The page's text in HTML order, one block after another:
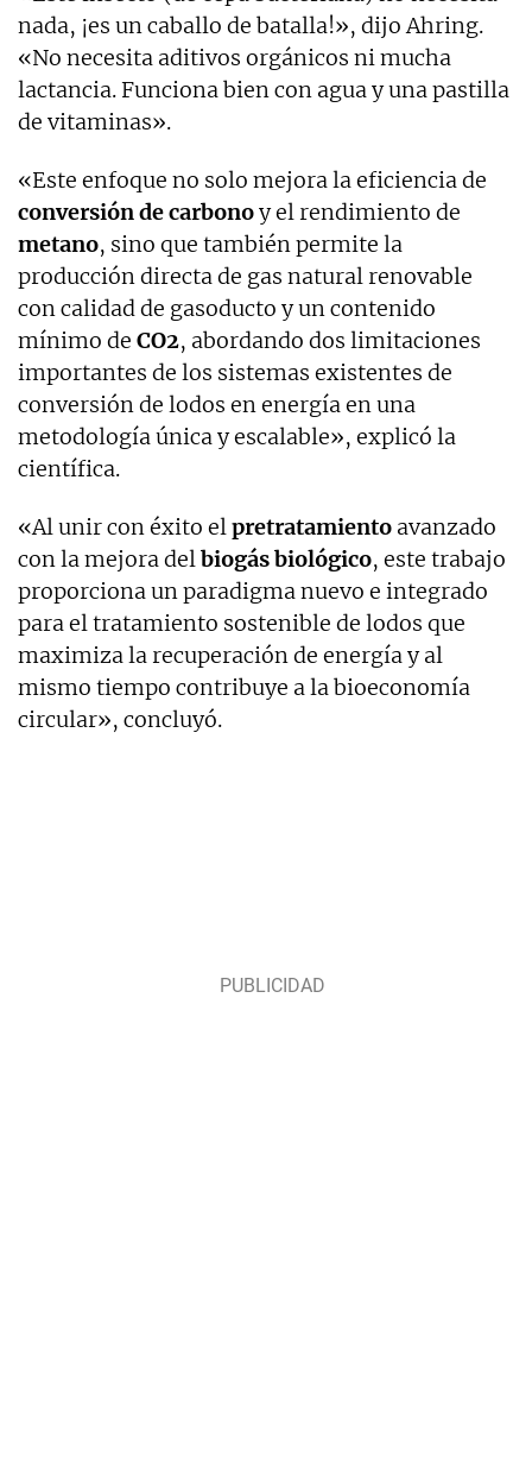
nada, ¡es un caballo de batalla!», dijo Ahring.
«No necesita aditivos orgánicos ni mucha
lactancia. Funciona bien con agua y una pastilla
de vitaminas».
«Este enfoque no solo mejora la eficiencia de
conversión de carbonoy el rendimiento de
metano, sino que también permite la
producción directa de gas natural renovable
con calidad de gasoducto y un contenido
mínimo de CO2, abordando dos limitaciones
importantes de los sistemas existentes de
conversión de lodos en energía en una
metodología única y escalable», explicó la
científica.
«Al unir con éxito elpretratamiento avanzado
con la mejora delbiogás biológico, este trabajo
proporciona un paradigma nuevo e integrado
para el tratamiento sostenible de lodos que
maximiza la recuperación de energía y al
mismo tiempo contribuye a la bioeconomía
circular», concluyó.